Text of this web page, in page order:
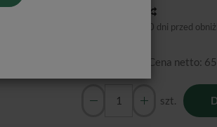
Najniższa cena 30 dni przed
Cena netto:
szt.